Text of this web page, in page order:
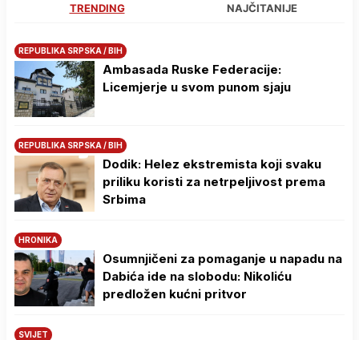
TRENDING NAJČITANIJE
REPUBLIKA SRPSKA / BIH
Ambasada Ruske Federacije:
Licemjerje u svom punom sjaju
REPUBLIKA SRPSKA / BIH
Dodik: Helez ekstremista koji svaku
priliku koristi za netrpeljivost prema
Srbima
HRONIKA
Osumnjičeni za pomaganje u napadu na
Dabića ide na slobodu: Nikoliću
predložen kućni pritvor
SVIJET